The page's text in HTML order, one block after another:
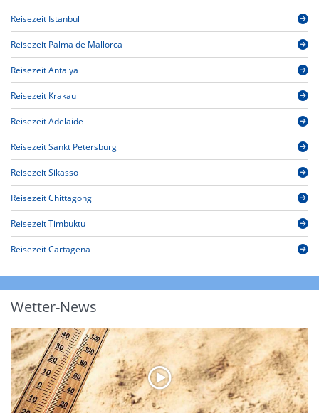
Reisezeit Istanbul
Reisezeit Palma de Mallorca
Reisezeit Antalya
Reisezeit Krakau
Reisezeit Adelaide
Reisezeit Sankt Petersburg
Reisezeit Sikasso
Reisezeit Chittagong
Reisezeit Timbuktu
Reisezeit Cartagena
Wetter-News